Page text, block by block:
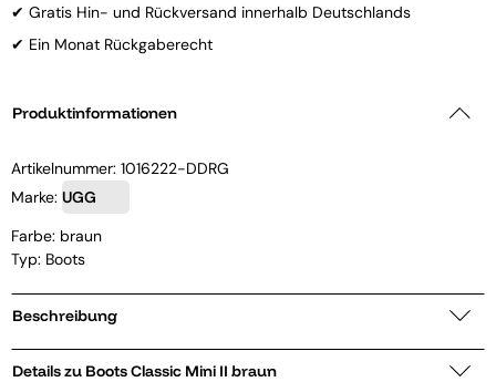
✔ Gratis Hin- und Rückversand innerhalb Deutschlands
✔ Ein Monat Rückgaberecht
Produktinformationen
Artikelnummer: 1016222-DDRG
Marke: UGG
Farbe: braun
Typ: Boots
Beschreibung
Details zu Boots Classic Mini II braun